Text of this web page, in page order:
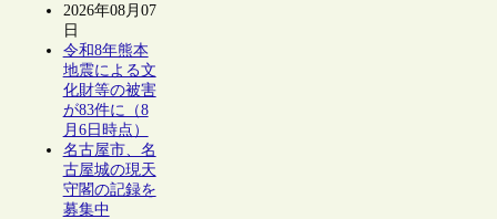
2026年08月07
日
令和8年熊本
地震による文
化財等の被害
が83件に（8
月6日時点）
名古屋市、名
古屋城の現天
守閣の記録を
募集中